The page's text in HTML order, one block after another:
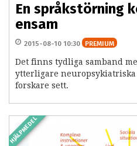
En språkstörning
ensam
2015-08-10 10:30 PREMIUM
Det finns tydliga samband
ytterligare
forskare sett.
HJÄLPMEDEL